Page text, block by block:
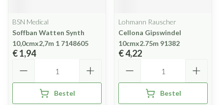
BSN Medical
Soffban Watten Synth
10,0cmx2,7m 1 7148605
€ 1,94
Bestel
Lohmann Rauscher
Cellona Gipswindel
10cmx2.75m 91382
€ 4,22
Bestel